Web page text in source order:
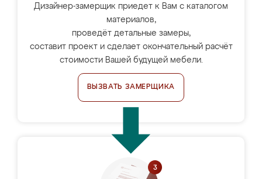
Дизайнер-замерщик приедет к Вам с каталогом
материалов,
проведёт детальные замеры,
составит проект и сделает окончательный расчёт
стоимости Вашей будущей мебели.
ВЫЗВАТЬ ЗАМЕРЩИКА